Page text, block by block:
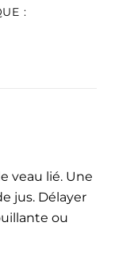
:
veau lié. Une
jus. Délayer
ou